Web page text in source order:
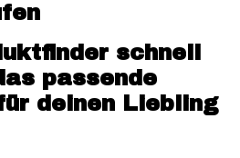
schnell
passende
deinen Liebling